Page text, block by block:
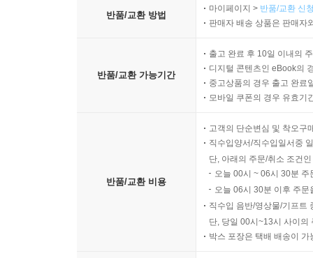
반품/교환 방법
마이페이지 > 반품/교환 신
판매자 배송 상품은 판매자
반품/교환 가능기간
출고 완료 후 10일 이내의
디지털 콘텐츠인 eBook의
중고상품의 경우 출고 완료
모바일 쿠폰의 경우 유효기
반품/교환 비용
고객의 단순변심 및 착오구
직수입양서/직수입일서중
단, 아래의 주문/취소 조건
오늘 00시 ~ 06시 30분
오늘 06시 30분 이후 주
직수입 음반/영상물/기프트
단, 당일 00시~13시 사이의
박스 포장은 택배 배송이